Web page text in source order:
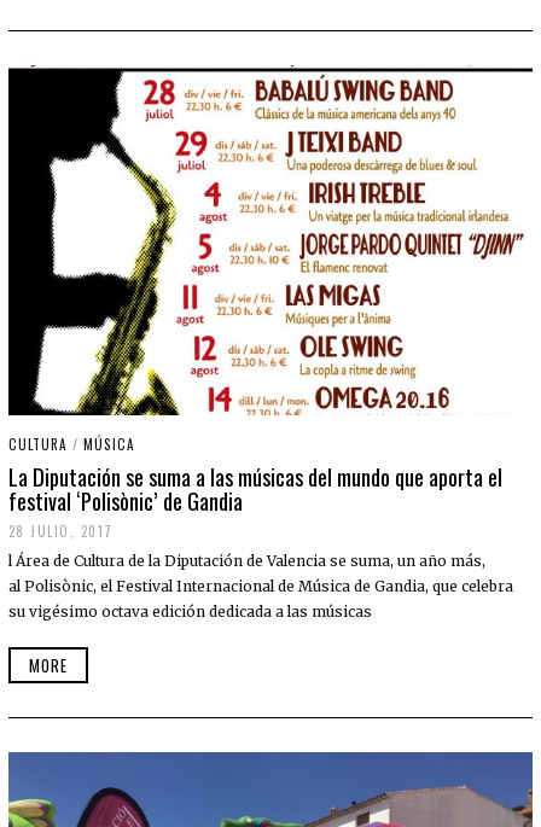
CULTURA / MÚSICA
La Diputación se suma a las músicas del mundo que aporta el
festival ‘Polisònic’ de Gandia
28 JULIO, 2017
l Área de Cultura de la Diputación de Valencia se suma, un año más,
al Polisònic, el Festival Internacional de Música de Gandia, que celebra
su vigésimo octava edición dedicada a las músicas
MORE